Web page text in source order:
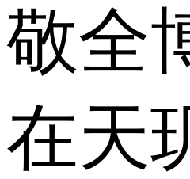
敬全
在天